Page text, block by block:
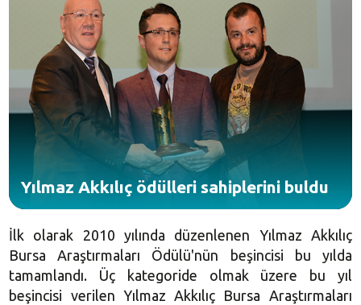
Yılmaz Akkılıç ödülleri sahiplerini buldu
İlk olarak 2010 yılında düzenlenen Yılmaz Akkılıç
Bursa Araştırmaları Ödülü'nün beşincisi bu yılda
tamamlandı. Üç kategoride olmak üzere bu yıl
beşincisi verilen Yılmaz Akkılıç Bursa Araştırmaları